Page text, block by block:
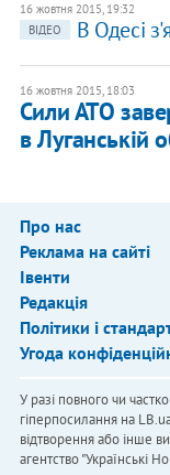
16 жовтня 2015, 19:32
ВІДЕО
В Одесі
16 жовтня 2015, 18:03
Сили АТО
в Луганській
Про нас
Реклама на сайті
Івенти
Редакція
Політики і
Угода
У разі повного чи
гіперпосилання на
відтворення або інше
агентство "Українськi